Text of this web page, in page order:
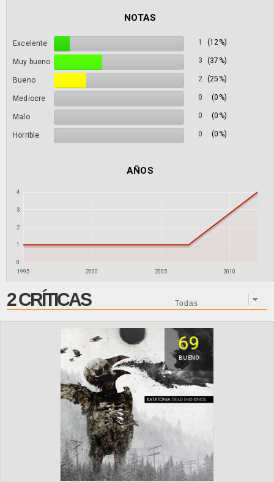
NOTAS
Excelente 1 (12%)
Muy bueno 3 (37%)
Bueno 2 (25%)
Mediocre 0 (0%)
Malo 0 (0%)
Horrible 0 (0%)
AÑOS
1995 2000 2005 2010
0
1
2
3
4
2 CRÍTICAS
69
BUENO